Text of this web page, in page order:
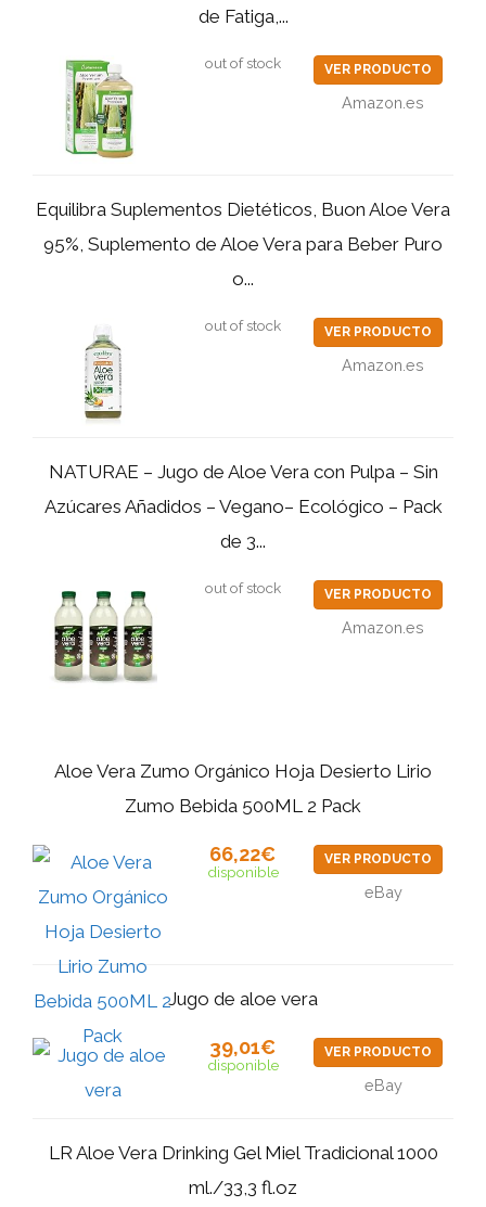
de Fatiga,...
out of stock VER PRODUCTO
Amazon.es
Equilibra Suplementos Dietéticos, Buon Aloe Vera
95%, Suplemento de Aloe Vera para Beber Puro
o...
out of stock VER PRODUCTO
Amazon.es
NATURAE – Jugo de Aloe Vera con Pulpa – Sin
Azúcares Añadidos – Vegano– Ecológico – Pack
de 3...
out of stock VER PRODUCTO
Amazon.es
Aloe Vera Zumo Orgánico Hoja Desierto Lirio
Zumo Bebida 500ML 2 Pack
66,22€
disponible
VER PRODUCTO
eBay
Jugo de aloe vera
39,01€
disponible
VER PRODUCTO
eBay
LR Aloe Vera Drinking Gel Miel Tradicional 1000
ml./33,3 fl.oz